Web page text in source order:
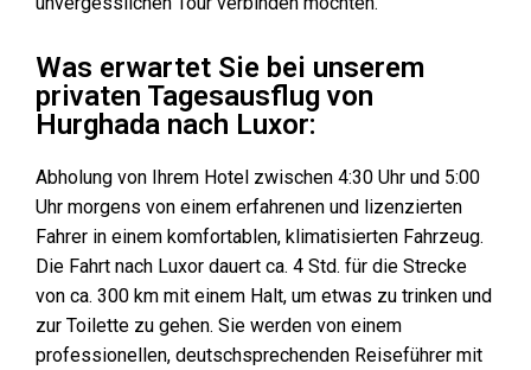
Was erwartet Sie bei unserem
privaten Tagesausflug von
Hurghada nach Luxor:
Abholung von Ihrem Hotel zwischen 4:30 Uhr und 5:00
Uhr morgens von einem erfahrenen und lizenzierten
Fahrer in einem komfortablen, klimatisierten Fahrzeug.
Die Fahrt nach Luxor dauert ca. 4 Std. für die Strecke
von ca. 300 km mit einem Halt, um etwas zu trinken und
zur Toilette zu gehen. Sie werden von einem
professionellen, deutschsprechenden Reiseführer mit